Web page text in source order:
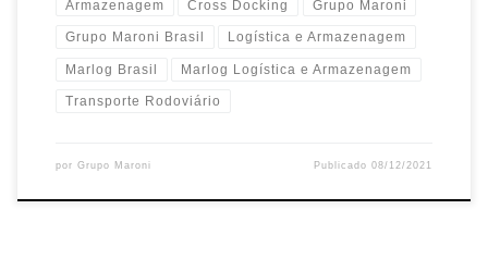
Armazenagem Cross Docking Grupo Maroni
Grupo Maroni Brasil Logística e Armazenagem
Marlog Brasil Marlog Logística e Armazenagem
Transporte Rodoviário
por Grupo Maroni Publicado08/12/2021